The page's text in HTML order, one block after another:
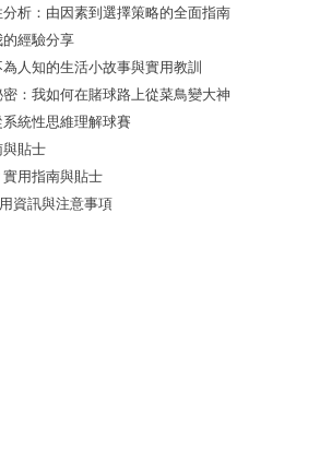
析：由因素到選擇策略的全面指南
經驗分享
人知的生活小故事與實用教訓
：我如何在賭球路上從菜鳥變大神
統性思維理解球賽
與貼士
用指南與貼士
資訊與注意事項